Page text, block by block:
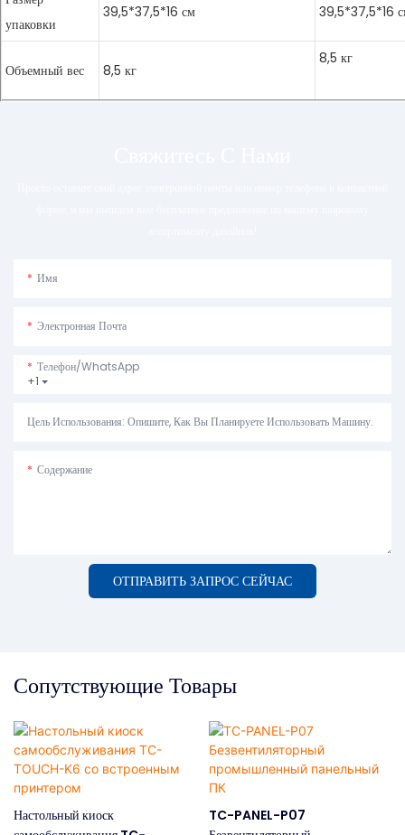
упаковки
39,5*37,5*16 см 39,5*37,5*16
Объемный вес 8,5 кг
8,5 кг
Имя
Электронная Почта
+1
Телефон/WhatsApp
Цель Использования: Опишите, Как Вы Планируете Использовать Машину.
Содержание
ОТПРАВИТЬ ЗАПРОС СЕЙЧАС
Сопутствующие Товары
Настольный киоск
TC-PANEL-P07